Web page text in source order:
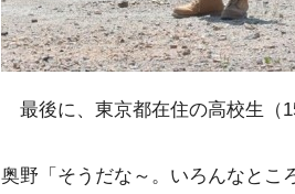
最後に、東京都在住の高校生（
奥野「そうだな～。いろんなとこ